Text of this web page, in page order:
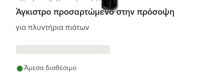
Άγκιστρο προσαρτώμενο στην πρόσοψη
για πλυντήρια πιάτων
Άμεσα διαθέσιμο